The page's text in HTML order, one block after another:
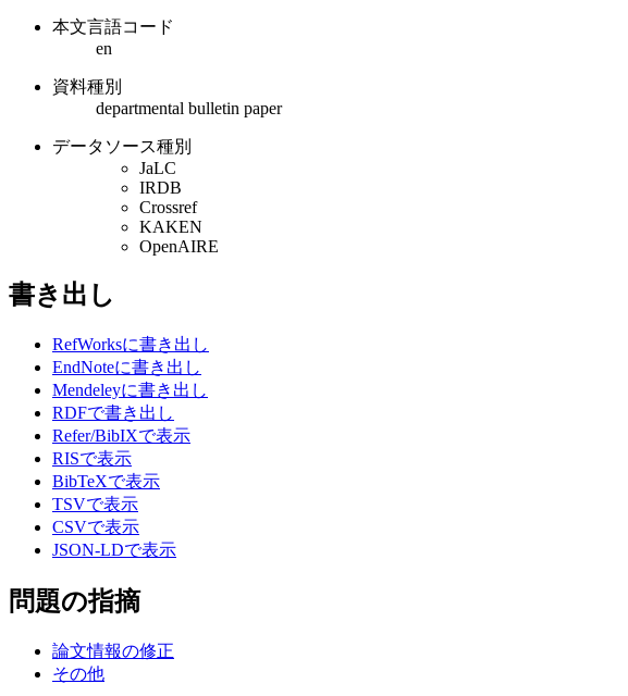
本文言語コード
en
資料種別
departmental bulletin paper
データソース種別
JaLC
IRDB
Crossref
KAKEN
OpenAIRE
書き出し
RefWorksに書き出し
EndNoteに書き出し
Mendeleyに書き出し
RDFで書き出し
Refer/BibIXで表示
RISで表示
BibTeXで表示
TSVで表示
CSVで表示
JSON-LDで表示
問題の指摘
論文情報の修正
その他